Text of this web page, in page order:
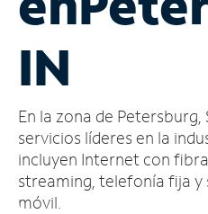
cuenta
Encuentra
tienda
IN
En la zona de
servicios líderes en la
incluyen Internet con
streaming, telefonía fija
móvil.